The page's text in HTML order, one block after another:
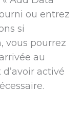
ou entrez
si
vous pourrez
au
activé